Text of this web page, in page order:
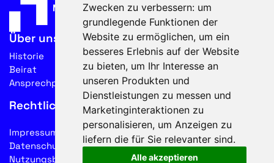
Zwecken zu verbessern: um
grundlegende Funktionen der
Website zu ermöglichen, um ein
besseres Erlebnis auf der Website
zu bieten, um Ihr Interesse an
unseren Produkten und
Dienstleistungen zu messen und
Marketinginteraktionen zu
personalisieren, um Anzeigen zu
liefern die für Sie relevanter sind.
Alle akzeptieren
Über uns
Historie
Beirat
Ansprechpartner
Rechtliches
Impressum
Datenschutz
Nutzungsbedingungen